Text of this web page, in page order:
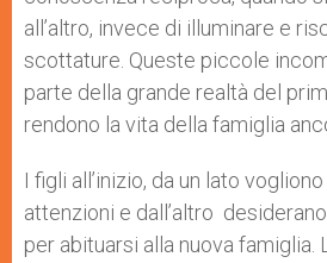
all’altro, invece di illuminare e
scottature. Queste piccole
parte della grande realtà del
rendono la vita della famiglia
I figli all’inizio, da un lato
attenzioni e dall’altro
per abituarsi alla nuova famiglia.